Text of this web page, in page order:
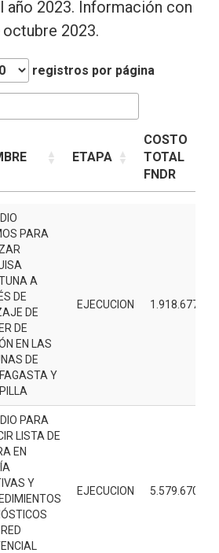
año 2023. Información con
2023.
registros por página
ETAPA
COSTO
TOTAL
FNDR
PARA
A
DE
DE
DE
EN LAS
DE
Y
EJECUCION 1.918.677.000
PARA
LISTA DE
EN
Y
EJECUCION 5.579.670.000